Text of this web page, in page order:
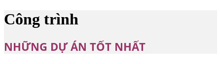
Công trình
NHỮNG DỰ ÁN TỐT NHẤT